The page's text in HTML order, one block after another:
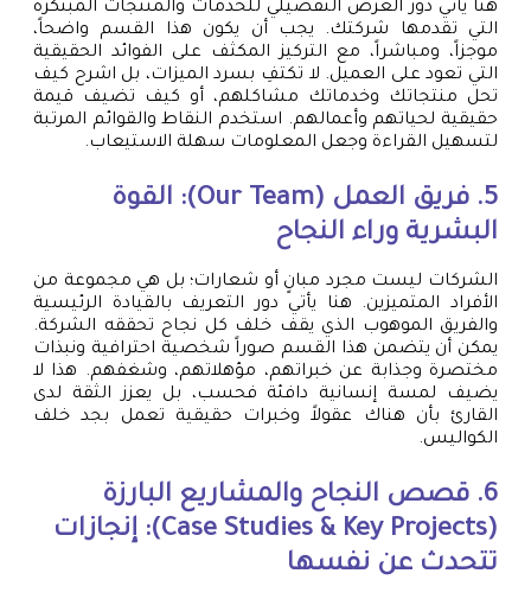
هنا يأتي دور العرض التفصيلي للخدمات والمنتجات المبتكرة
التي تقدمها شركتك. يجب أن يكون هذا القسم واضحاً،
موجزاً، ومباشراً، مع التركيز المكثف على الفوائد الحقيقية
التي تعود على العميل. لا تكتفِ بسرد الميزات، بل اشرح كيف
تحل منتجاتك وخدماتك مشاكلهم، أو كيف تضيف قيمة
حقيقية لحياتهم وأعمالهم. استخدم النقاط والقوائم المرتبة
لتسهيل القراءة وجعل المعلومات سهلة الاستيعاب.
5. فريق العمل (Our Team): القوة
البشرية وراء النجاح
الشركات ليست مجرد مبانٍ أو شعارات؛ بل هي مجموعة من
الأفراد المتميزين. هنا يأتي دور التعريف بالقيادة الرئيسية
والفريق الموهوب الذي يقف خلف كل نجاح تحققه الشركة.
يمكن أن يتضمن هذا القسم صوراً شخصية احترافية ونبذات
مختصرة وجذابة عن خبراتهم، مؤهلاتهم، وشغفهم. هذا لا
يضيف لمسة إنسانية دافئة فحسب، بل يعزز الثقة لدى
القارئ بأن هناك عقولاً وخبرات حقيقية تعمل بجد خلف
الكواليس.
6. قصص النجاح والمشاريع البارزة
(Case Studies & Key Projects): إنجازات
تتحدث عن نفسها